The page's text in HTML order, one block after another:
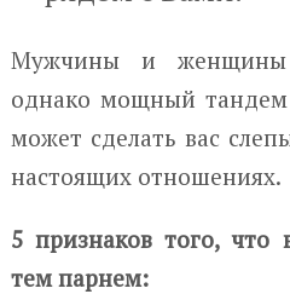
Мужчины и женщины
однако мощный
может сделать вас
настоящих отношениях.
5 признаков того, что
тем парнем: